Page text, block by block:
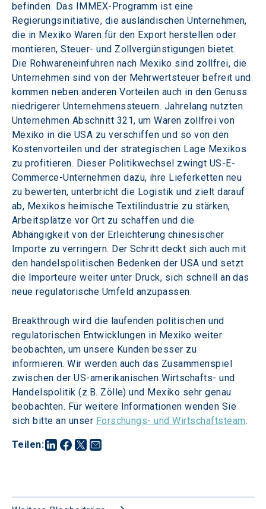
Teilen:
befinden. Das IMMEX-Programm ist eine
Regierungsinitiative, die ausländischen Unternehmen,
die in Mexiko Waren für den Export herstellen oder
montieren, Steuer- und Zollvergünstigungen bietet.
Die Rohwareneinfuhren nach Mexiko sind zollfrei, die
Unternehmen sind von der Mehrwertsteuer befreit und
kommen neben anderen Vorteilen auch in den Genuss
niedrigerer Unternehmenssteuern. Jahrelang nutzten
Unternehmen Abschnitt 321, um Waren zollfrei von
Mexiko in die USA zu verschiffen und so von den
Kostenvorteilen und der strategischen Lage Mexikos
zu profitieren. Dieser Politikwechsel zwingt US-E-
Commerce-Unternehmen dazu, ihre Lieferketten neu
zu bewerten, unterbricht die Logistik und zielt darauf
ab, Mexikos heimische Textilindustrie zu stärken,
Arbeitsplätze vor Ort zu schaffen und die
Abhängigkeit von der Erleichterung chinesischer
Importe zu verringern. Der Schritt deckt sich auch mit
den handelspolitischen Bedenken der USA und setzt
die Importeure weiter unter Druck, sich schnell an das
neue regulatorische Umfeld anzupassen.
Breakthrough wird die laufenden politischen und
regulatorischen Entwicklungen in Mexiko weiter
beobachten, um unsere Kunden besser zu
informieren. Wir werden auch das Zusammenspiel
zwischen der US-amerikanischen Wirtschafts- und
Handelspolitik (z.B. Zölle) und Mexiko sehr genau
beobachten. Für weitere Informationen wenden Sie
sich bitte an unser Forschungs- und Wirtschaftsteam.